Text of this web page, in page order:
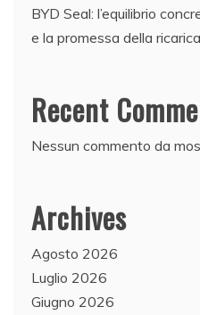
BYD Seal: l’equilibrio
e la promessa della
Recent
Nessun commento da
Archives
Agosto 2026
Luglio 2026
Giugno 2026